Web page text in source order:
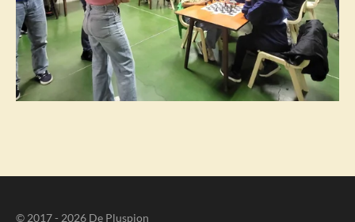
© 2017 - 2026 De Pluspion